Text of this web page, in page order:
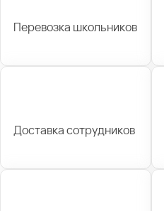
Перевозка школьников
Доставка сотрудников